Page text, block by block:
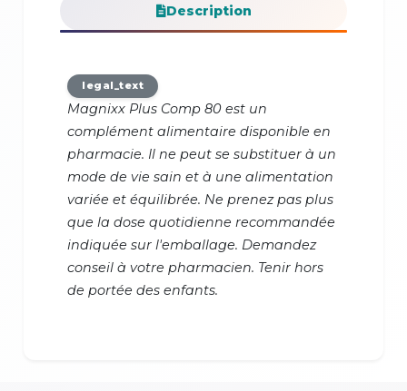
Description
legal_text
Magnixx Plus Comp 80 est un
complément alimentaire disponible en
pharmacie. Il ne peut se substituer à un
mode de vie sain et à une alimentation
variée et équilibrée. Ne prenez pas plus
que la dose quotidienne recommandée
indiquée sur l'emballage. Demandez
conseil à votre pharmacien. Tenir hors
de portée des enfants.